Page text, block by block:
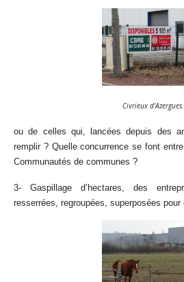
Civrieux d'Azergues.
ou de celles qui, lancées depuis des
remplir ? Quelle concurrence se font
Communautés de communes ?
3- Gaspillage d’hectares, des
resserrées, regroupées, superposées pour